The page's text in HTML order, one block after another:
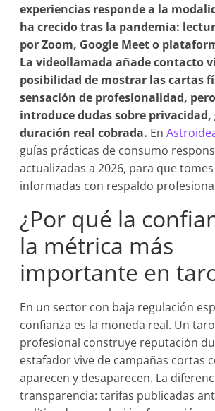
experiencias responde a la
ha crecido tras la pandemia:
por Zoom, Google Meet o
La videollamada añade contacto
posibilidad de mostrar las cartas
sensación de profesionalidad,
introduce dudas sobre privacidad,
duración real cobrada. En
guías prácticas de consumo
actualizadas a 2026, para que
informadas con respaldo
¿Por qué la
la métrica más
importante en
En un sector con baja regulación
confianza es la moneda real. Un
profesional construye reputación
estafador vive de campañas cortas
aparecen y desaparecen. La
transparencia: tarifas publicadas